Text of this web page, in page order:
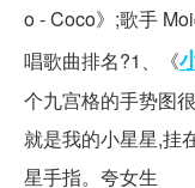
o - Coco》;歌手
唱歌曲排名?1、《
个九宫格的手势图
就是我的小星星,挂
星手指。夸女生